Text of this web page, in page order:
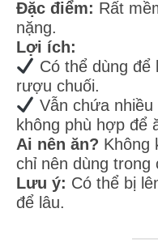
Đặc điểm: Rất
nặng.
Lợi ích:
Có thể dùng để
rượu chuối.
Vẫn chứa
không phù hợp để
Ai nên ăn? Không
chỉ nên dùng trong
Lưu ý: Có thể bị
để lâu.